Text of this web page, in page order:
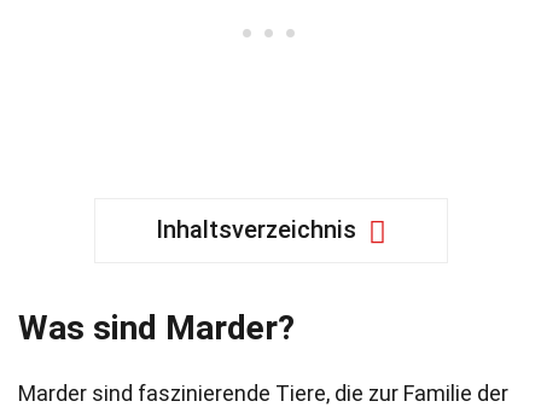
Inhaltsverzeichnis
Was sind Marder?
Marder sind faszinierende Tiere, die zur Familie der